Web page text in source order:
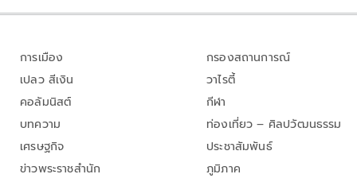
การเมือง
เปลว สีเงิน
คอลัมนิสต์
บทความ
เศรษฐกิจ
ข่าวพระราชสำนัก
กรองสถานการณ์
วาไรตี้
กีฬา
ท่องเที่ยว – ศิลปวัฒนธรรม
ประชาสัมพันธ์
ภูมิภาค